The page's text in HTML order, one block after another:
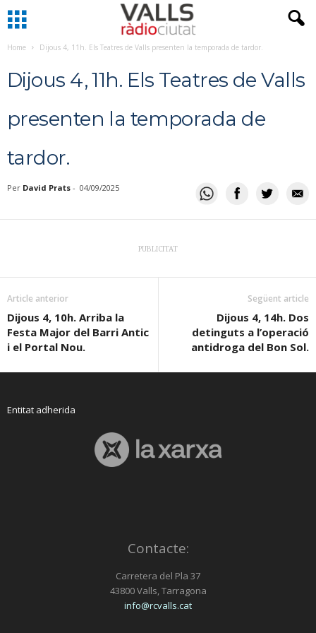
Home Dijous 4, 11h. Els Teatres de Valls presenten la temporada de tardor.
Dijous 4, 11h. Els Teatres de Valls
presenten la temporada de
tardor.
Per David Prats - 04/09/2025
PUBLICITAT
Article anterior
Dijous 4, 10h. Arriba la
Festa Major del Barri Antic
i el Portal Nou.
Següent article
Dijous 4, 14h. Dos
detinguts a l’operació
antidroga del Bon Sol.
Entitat adherida
Contacte:
Carretera del Pla 37
43800 Valls, Tarragona
info@rcvalls.cat